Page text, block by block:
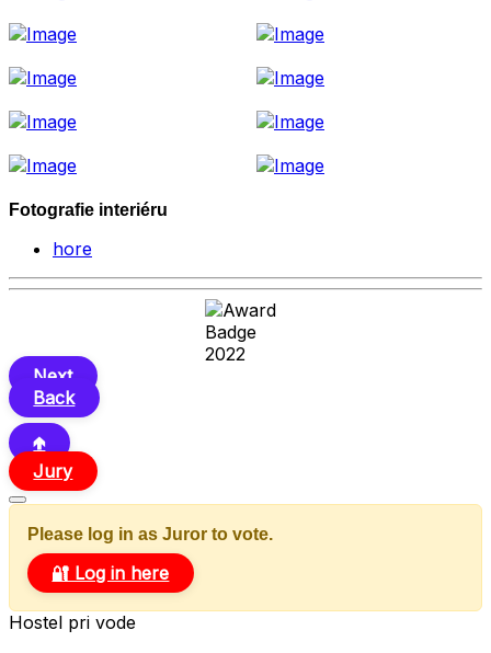
Fotografie interiéru
hore
Next
Back
🢁
Jury
Please log in as Juror to vote.
🔐 Log in here
Hostel pri vode